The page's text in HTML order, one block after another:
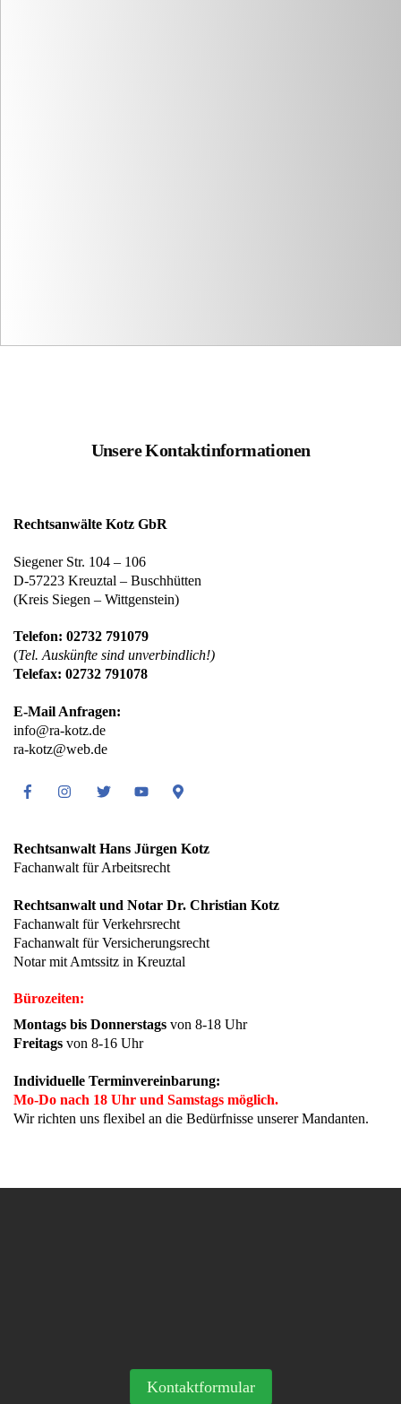
Unsere Kontaktinformationen
Rechtsanwälte Kotz GbR
Siegener Str. 104 – 106
D-57223 Kreuztal – Buschhütten
(Kreis Siegen – Wittgenstein)
Telefon: 02732 791079
(Tel. Auskünfte sind unverbindlich!)
Telefax: 02732 791078
E-Mail Anfragen:
info@ra-kotz.de
ra-kotz@web.de
FacebookInstagramTwitter Youtube Google
Rechtsanwalt Hans Jürgen Kotz
Fachanwalt für Arbeitsrecht
Rechtsanwalt und Notar Dr. Christian Kotz
Fachanwalt für Verkehrsrecht
Fachanwalt für Versicherungsrecht
Notar mit Amtssitz in Kreuztal
Bürozeiten:
Montags bis Donnerstags von 8-18 Uhr
Freitags von 8-16 Uhr
Individuelle Terminvereinbarung:
Mo-Do nach 18 Uhr und Samstags möglich.
Wir richten uns flexibel an die Bedürfnisse unserer Mandanten.
Kontaktformular